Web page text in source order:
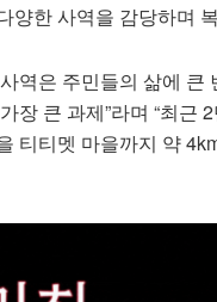
양한 사역을 감당하며
역은 주민들의 삶에 큰
장 큰 과제”라며 “최근
티티멧 마을까지 약